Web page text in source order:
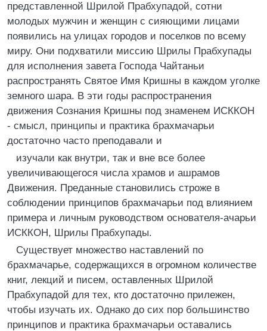
представленной Шрилой Прабхупадой, сотни
молодых мужчин и женщин с сияющими лицами
появились на улицах городов и поселков по всему
миру. Они подхватили миссию Шрилы Прабхупады
для иcполнения завета Господа Чайтаньи
распространять Святое Имя Кришны в каждом уголке
земного шара. В эти годы распространения
движения Сознания Кришны под знаменем ИСККОН
- смысл, принципы и практика брахмачарьи
достаточно часто преподавали и
изучали как внутри, так и вне все более
увеличивающегося числа храмов и ашрамов
Движения. Преданные становились строже в
соблюдении принципов брахмачарьи под влиянием
примера и личным руководством основателя-ачарьи
ИСККОН, Шрилы Прабхупады.
Существует множество наставлений по
брахмачарье, содержащихся в огромном количестве
книг, лекций и писем, оставленных Шрилой
Прабхупадой для тех, кто достаточно прилежен,
чтобы изучать их. Однако до сих пор большинство
принципов и практика брахмачарьи оставались